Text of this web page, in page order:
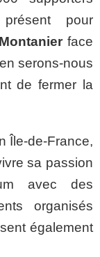
pour
face
serons-nous
de fermer la
Île-de-France,
sa passion
avec des
organisés
également